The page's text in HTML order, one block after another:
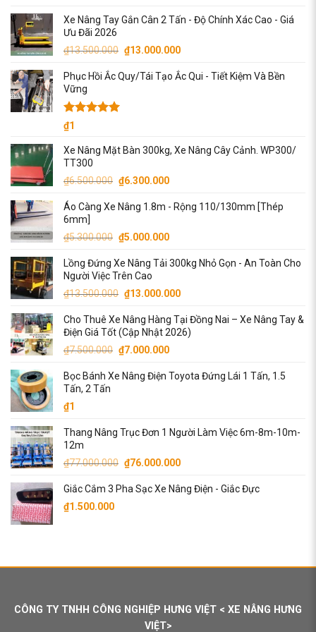
là:
tại
₫4.700.000.
Xe Nâng Tay Gắn Cân 2 Tấn - Độ Chính Xác Cao - Giá
Ưu Đãi 2026
₫13.500.000 Giá
là:
₫13.000.000Giá
tại
Phục Hồi Ắc Quy/Tái Tạo Ắc Qui - Tiết Kiệm Và Bền
Vững
Được xếp
hạng
5 sao
₫1
Xe Nâng Mặt Bàn 300kg, Xe Nâng Cây Cảnh. WP300/
TT300
₫6.500.000 Giá
là:
₫6.300.000Giá
tại
₫6.300.000.
Áo Càng Xe Nâng 1.8m - Rộng 110/130mm [Thép
6mm]
₫5.300.000 Giá
là:
₫5.300.000.
₫5.000.000Giá
tại
₫5.000.000.
Lồng Đứng Xe Nâng Tải 300kg Nhỏ Gọn - An Toàn Cho
Người Việc Trên Cao
₫13.500.000 Giá
là:
₫13.500.000.
₫13.000.000Giá
tại
là:
Cho Thuê Xe Nâng Hàng Tại Đồng Nai – Xe Nâng Tay &
Điện Giá Tốt (Cập Nhật 2026)
₫7.500.000 Giá
là:
₫7.000.000Giá
tại
Bọc Bánh Xe Nâng Điện Toyota Đứng Lái 1 Tấn, 1.5
Tấn, 2 Tấn
₫1
Thang Nâng Trục Đơn 1 Người Làm Việc 6m-8m-10m-
12m
₫77.000.000 Giá
là:
₫76.000.000Giá
tại
Giắc Cắm 3 Pha Sạc Xe Nâng Điện - Giắc Đực
₫1.500.000
CÔNG TY TNHH CÔNG NGHIỆP HƯNG VIỆT < XE NÂNG HƯNG
VIỆT>